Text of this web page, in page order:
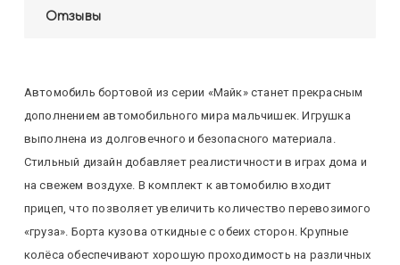
Отзывы
Автомобиль бортовой из серии «Майк» станет прекрасным
дополнением автомобильного мира мальчишек. Игрушка
выполнена из долговечного и безопасного материала.
Стильный дизайн добавляет реалистичности в играх дома и
на свежем воздухе. В комплект к автомобилю входит
прицеп, что позволяет увеличить количество перевозимого
«груза». Борта кузова откидные с обеих сторон. Крупные
колёса обеспечивают хорошую проходимость на различных